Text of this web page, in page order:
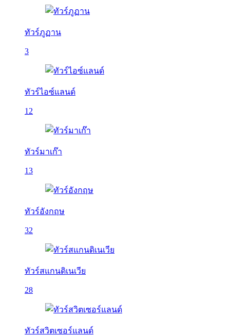
ทัวร์ภูฏาน
3
ทัวร์ไอซ์แลนด์
12
ทัวร์มาเก๊า
13
ทัวร์อังกฤษ
32
ทัวร์สแกนดิเนเวีย
28
ทัวร์สวิตเซอร์แลนด์